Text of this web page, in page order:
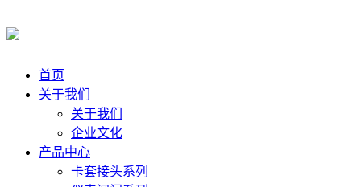
首页
关于我们
关于我们
企业文化
产品中心
卡套接头系列